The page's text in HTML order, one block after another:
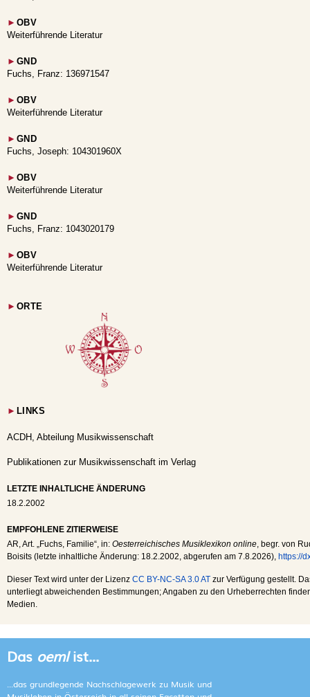
► OBV
Weiterführende Literatur
► GND
Fuchs, Franz: 136971547
► OBV
Weiterführende Literatur
► GND
Fuchs, Joseph: 104301960X
► OBV
Weiterführende Literatur
► GND
Fuchs, Franz: 1043020179
► OBV
Weiterführende Literatur
► ORTE
► LINKS
ACDH, Abteilung Musikwissenschaft
Publikationen zur Musikwissenschaft im Verlag
LETZTE INHALTLICHE ÄNDERUNG
18.2.2002
EMPFOHLENE ZITIERWEISE
AR, Art. „Fuchs, Familie“, in: Oesterreichisches Musiklexikon online, begr. von
Boisits (letzte inhaltliche Änderung: 18.2.2002, abgerufen am 7.8.2026), https://
Dieser Text wird unter der Lizenz CC BY-NC-SA 3.0 AT zur Verfügung gestellt.
unterliegt abweichenden Bestimmungen; Angaben zu den Urheberrechten
Medien.
Das oemlist...
...das grundlegende Nachschlagewerk zu Musik und